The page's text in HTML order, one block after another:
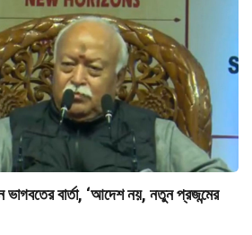
বার্তা, ‘আদেশ নয়, নতুন প্রজন্মের